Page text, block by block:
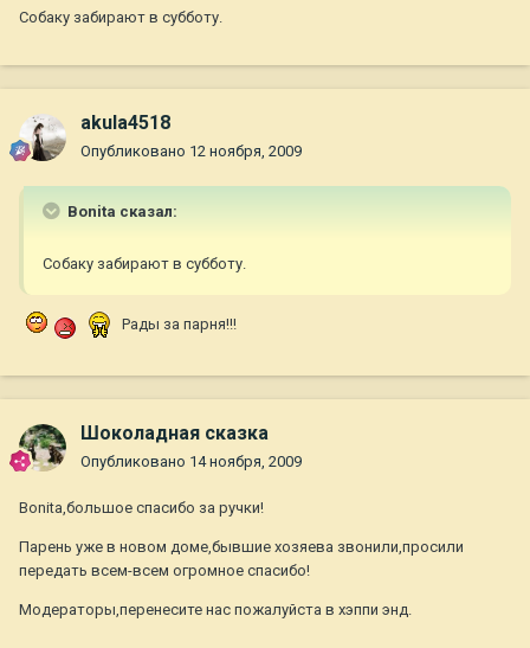
Собаку забирают в субботу.
akula4518
Опубликовано 12 ноября, 2009
Bonita сказал:
Собаку забирают в субботу.
Рады за парня!!!
Шоколадная сказка
Опубликовано 14 ноября, 2009
Bonita,большое спасибо за ручки!
Парень уже в новом доме,бывшие хозяева звонили,просили
передать всем-всем огромное спасибо!
Модераторы,перенесите нас пожалуйста в хэппи энд.